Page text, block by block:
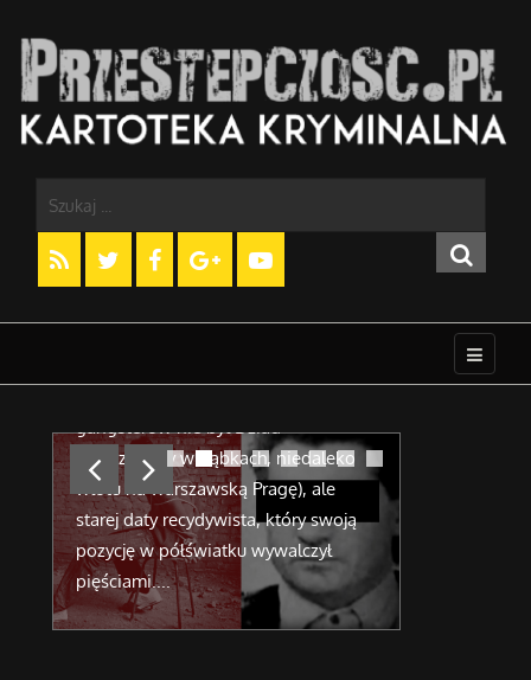
Marian Klepacki – Klepak, szef
(mieszkający w Ząbkach, niedaleko
wlotu na warszawską Pragę), ale
starej daty recydywista, który swoją
pozycję w półświatku wywalczył
pięściami....
Afera
w polski